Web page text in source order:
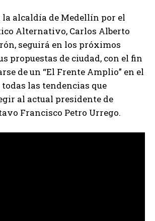
alcaldía de Medellín por el
Alternativo, Carlos Alberto
seguirá en los próximos
propuestas de ciudad, con el fin
de un “El Frente Amplio” en el
las tendencias que
al actual presidente de
Francisco Petro Urrego.